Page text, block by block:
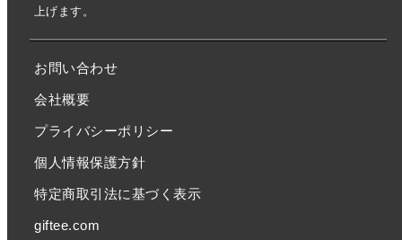
上げます。
お問い合わせ
会社概要
プライバシーポリシー
個人情報保護方針
特定商取引法に基づく表示
giftee.com